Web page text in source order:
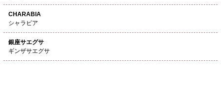
CHARABIA
シャラビア
銀座サエグサ
ギンザサエグサ